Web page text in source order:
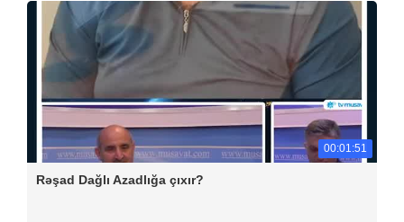
00:01:51
Rəşad Dağlı Azadlığa çıxır?